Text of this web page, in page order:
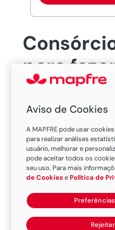
para
viagem
ão Paulo, 16 de
realização de uma
exterior ou a um
exige a adoção de
financeiro que não
Aviso de Cookies
A MAPFRE pode usar
para realizar análises
usuário, melhorar e
pode aceitar todos os
seu uso. Para mais
de CookiesePolítica de